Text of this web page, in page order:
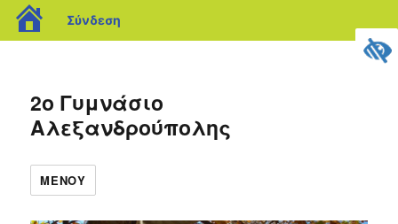
blogs.sch.gr
Σύνδεση
2ο Γυμνάσιο
Αλεξανδρούπολης
ΜΕΝΟΎ